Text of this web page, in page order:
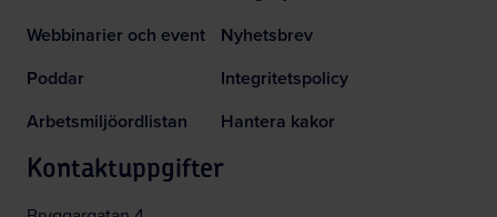
Webbinarier och event
Poddar
Arbetsmiljöordlistan
Nyhetsbrev
Integritetspolicy
Hantera kakor
Kontaktuppgifter